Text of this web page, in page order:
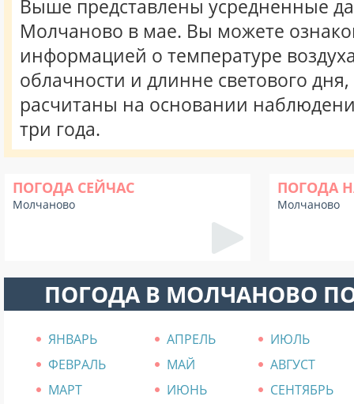
Выше представлены усредненные
Молчаново в мае. Вы можете
информацией о температуре
облачности и длинне светового
расчитаны на основании
три года.
ПОГОДА СЕЙЧАС
Молчаново
ПОГОДА
Молчаново
ПОГОДА В МОЛЧАНОВО
ЯНВАРЬ АПРЕЛЬ
ИЮЛЬ
ФЕВРАЛЬ
МАЙ
АВГУСТ
МАРТ
ИЮНЬ СЕНТЯБРЬ